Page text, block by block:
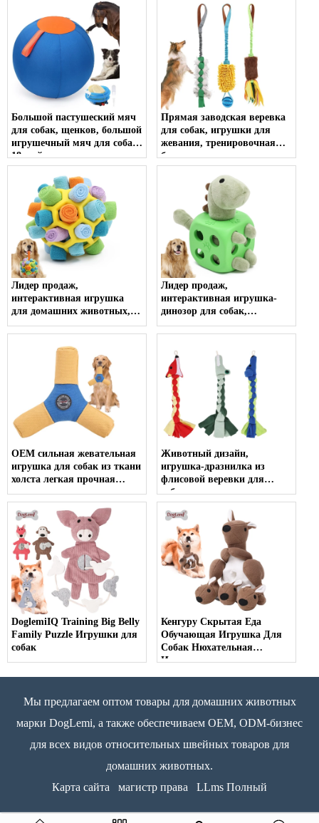
Большой пастушеский мяч
для собак, щенков, большой
игрушечный мяч для собак
18 дюймов, гонки для
домашних животных и мяч
для стад
Прямая заводская веревка
для собак, игрушки для
жевания, тренировочная
банджи, жесткая веревка
для перетягивания каната,
игрушки для собак
Лидер продаж,
интерактивная игрушка
для домашних животных,
медленная кормушка,
обучающие игрушки,
жевательные игрушки для
домашних животных,
игрушки и аксессуары для
домашних животных для
движения и игр
Лидер продаж,
интерактивная игрушка-
динозор для собак,
ежедневные развлечения,
экологически чистые
игрушки для домашних
животных, резиновая
игрушка для собак
OEM сильная жевательная
игрушка для собак из ткани
холста легкая прочная
игрушка для использования
на открытом воздухе
Животный дизайн,
игрушка-дразнилка из
флисовой веревки для
собак, замена игрушки для
погони и буксира,
интерактивная игрушка
для жевания домашних
животных, игрушка для
собак
DoglemiIQ Training Big Belly
Family Puzzle Игрушки для
собак
Кенгуру Скрытая Еда
Обучающая Игрушка Для
Собак Нюхательная
Игрушка
Мы предлагаем оптом товары для домашних животных
марки DogLemi, а также обеспечиваем OEM, ODM-бизнес
для всех видов относительных швейных товаров для
домашних животных.
Карта сайта
магистр права LLms Полный